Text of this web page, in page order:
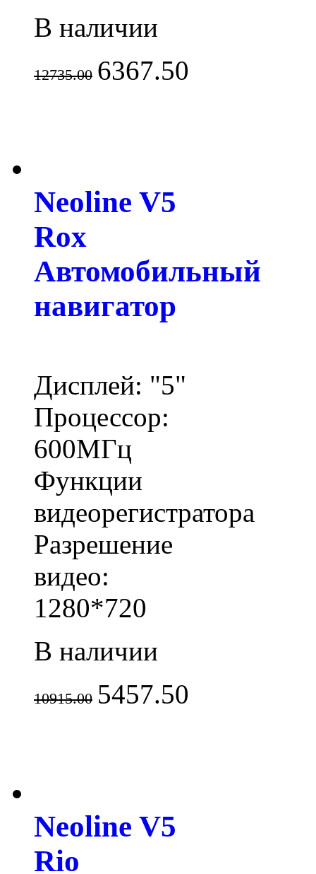
В наличии
12735.00 6367.50
Neoline V5
Rox
Автомобильный
навигатор
Дисплей: "5"
Процессор:
600МГц
Функции
видеорегистратора
Разрешение
видео:
1280*720
В наличии
10915.00 5457.50
Neoline V5
Rio